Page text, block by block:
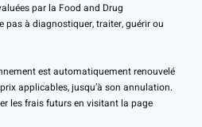
par la Food and Drug
à diagnostiquer, traiter, guérir ou
est automatiquement renouvelé
applicables, jusqu’à son annulation.
les frais futurs en visitant la page